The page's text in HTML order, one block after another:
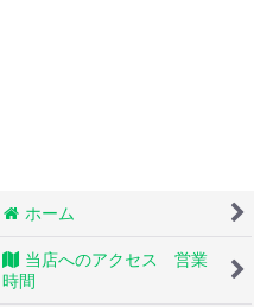
ホーム
当店へのアクセス 営業
時間